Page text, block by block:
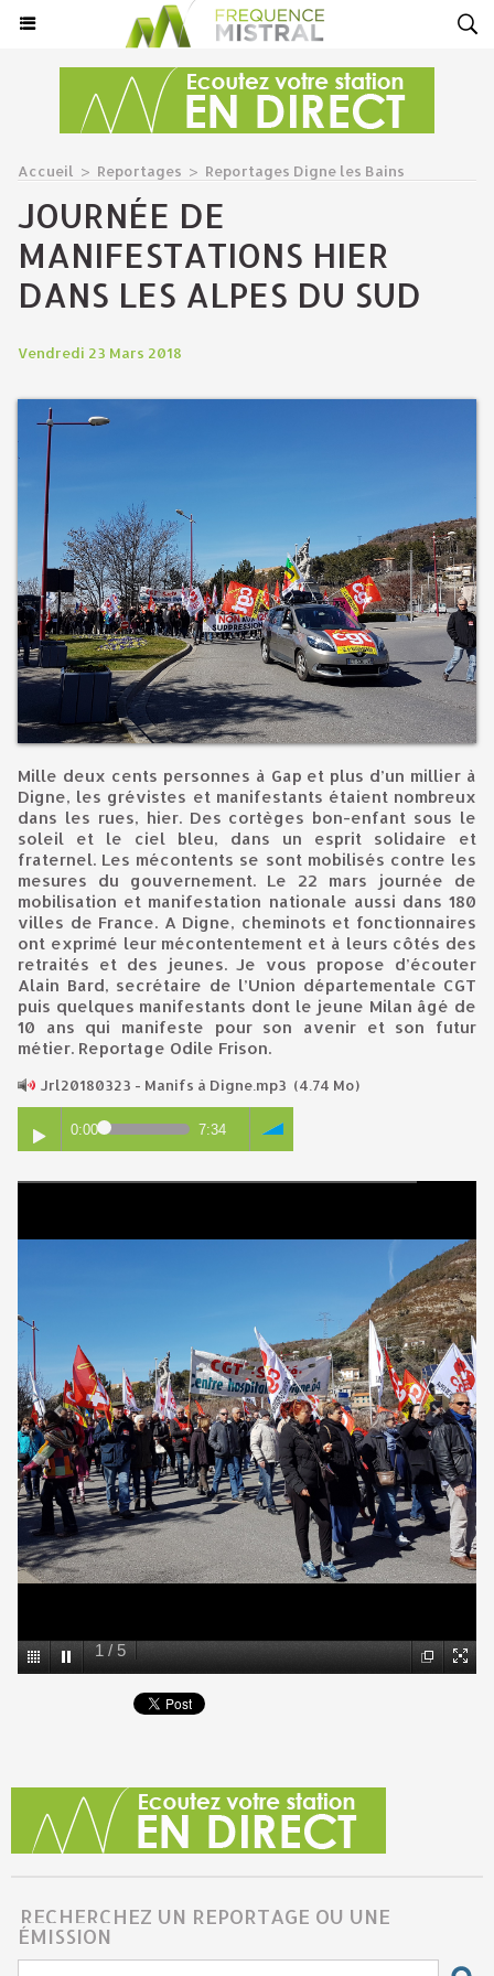
Accueil > Reportages > Reportages Digne les Bains
JOURNÉE DE
MANIFESTATIONS HIER
DANS LES ALPES DU SUD
Vendredi 23 Mars 2018
Mille deux cents personnes à Gap et plus d’un millier à
Digne, les grévistes et manifestants étaient nombreux
dans les rues, hier. Des cortèges bon-enfant sous le
soleil et le ciel bleu, dans un esprit solidaire et
fraternel. Les mécontents se sont mobilisés contre les
mesures du gouvernement. Le 22 mars journée de
mobilisation et manifestation nationale aussi dans 180
villes de France. A Digne, cheminots et fonctionnaires
ont exprimé leur mécontentement et à leurs côtés des
retraités et des jeunes. Je vous propose d’écouter
Alain Bard, secrétaire de l’Union départementale CGT
puis quelques manifestants dont le jeune Milan âgé de
10 ans qui manifeste pour son avenir et son futur
métier. Reportage Odile Frison.
Jrl20180323 - Manifs à Digne.mp3 (4.74 Mo)
0:00 7:34
1 / 5
RECHERCHEZ UN REPORTAGE OU UNE
ÉMISSION